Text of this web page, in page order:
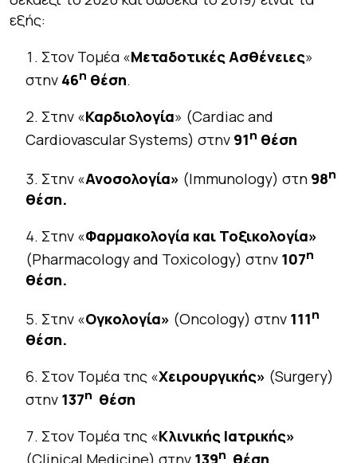
εξής:
Στον Τομέα «Μεταδοτικές Ασθένειες»
στην 46η θέση.
Στην «Καρδιολογία» (Cardiac and
Cardiovascular Systems) στην 91η θέση
Στην «Ανοσολογία» (Immunology) στη 98η
θέση.
Στην «Φαρμακολογία και Τοξικολογία»
(Pharmacology and Toxicology) στην 107η
θέση.
Στην «Ογκολογία» (Oncology) στην 111η
θέση.
Στον Τομέα της «Χειρουργικής» (Surgery)
στην 137η θέση
Στον Τομέα της «Κλινικής Ιατρικής»
(Clinical Medicine) στην 139η θέση